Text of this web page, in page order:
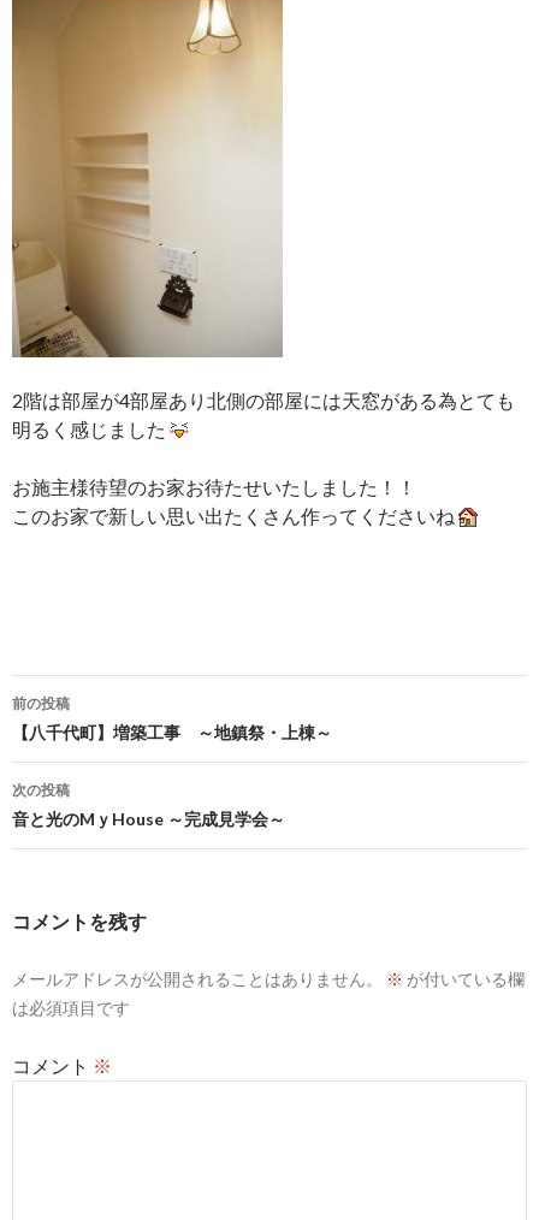
2階は部屋が4部屋あり北側の部屋には天窓がある為とても
明るく感じました
お施主様待望のお家お待たせいたしました！！
このお家で新しい思い出たくさん作ってくださいね
投
稿
ナ
ビ
ゲ
ョ
前の投稿
【八千代町】増築工事 ～地鎮祭・上棟～
次の投稿
音と光のMｙHouse ～完成見学会～
コメントを残す
メールアドレスが公開されることはありません。 ※ が付いている欄
は必須項目です
コメント ※